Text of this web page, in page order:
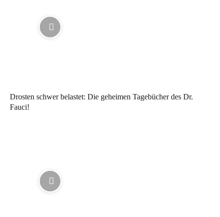
Drosten schwer belastet: Die geheimen Tagebücher des Dr.
Fauci!